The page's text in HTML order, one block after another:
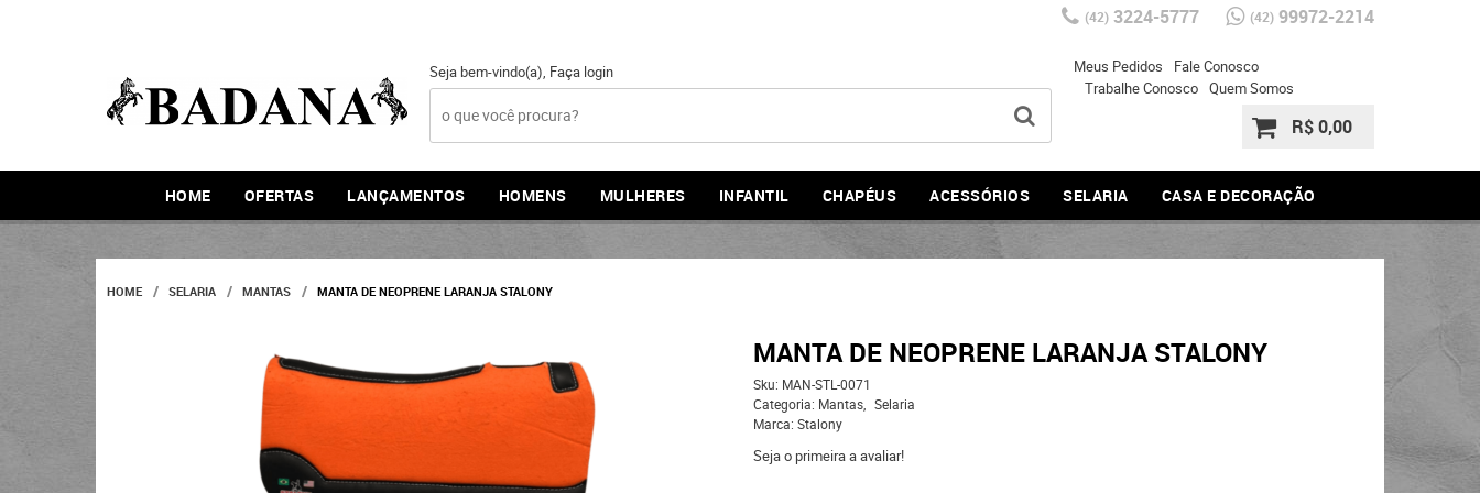
(42)3224-5777 (42)99972-2214
Seja bem-vindo(a), Faça login Meus Pedidos
Fale Conosco
Trabalhe Conosco Quem Somos
R$ 0,00
HOME OFERTAS LANÇAMENTOS HOMENS MULHERES INFANTIL CHAPÉUS ACESSÓRIOS SELARIA CASA E DECORAÇÃO
HOME SELARIA MANTAS MANTA DE NEOPRENE LARANJA STALONY
MANTA DE NEOPRENE LARANJA STALONY
Sku: MAN-STL-0071
Categoria: Mantas
Selaria
Marca: Stalony
Seja o primeira a avaliar!